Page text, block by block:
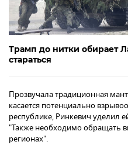
Трамп до нитки обирает
стараться
Прозвучала традиционная
касается потенциально
республике, Ринкевич
"Также необходимо обращать
регионах".